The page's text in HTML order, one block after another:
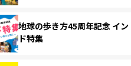
地球の歩き方45周年記念 イン
ド特集